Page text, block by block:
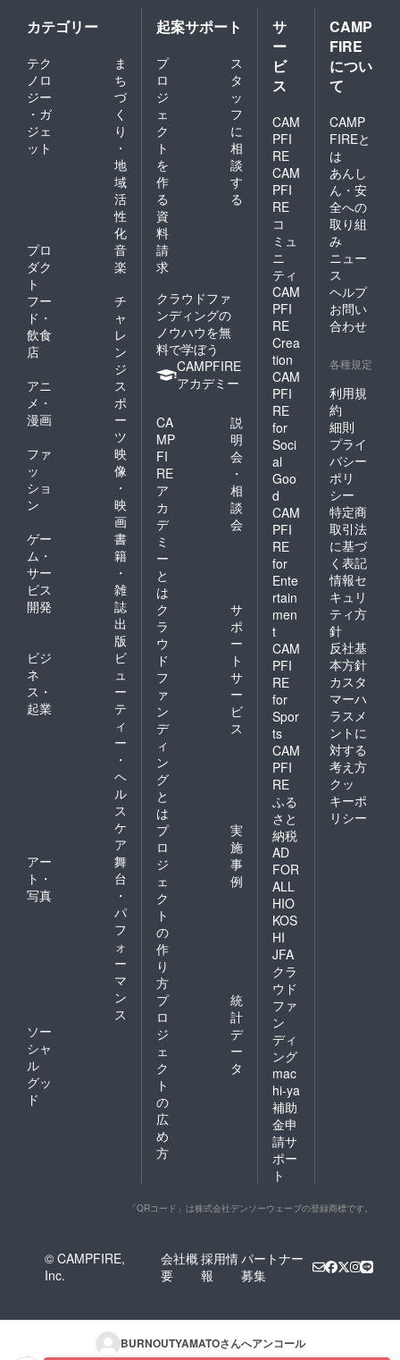
画に
て、メ
インス
ポン
サーと
して参
加いた
旨を掲
載させ
ていた
だきま
す。 ・
イベン
ト開催
中、ス
テージ
上にプ
ロジェ
クター
表示さ
れる画
像に、
記載し
※事前に
ロゴ
データ
や画像
データ
を提供
いただ
く必要
があり
ます。
カテゴリー
テク
ノロ
ジー
・ガ
ジェ
ット
ま
ち
づ
く
り
・
地
域
活
性
化
プロ
ダク
ト
音
楽
フー
ド・
飲食
店
チ
ャ
レ
ン
ジ
アニ
メ・
漫画
ス
ポ
ー
ツ
ファ
ッ
ショ
ン
映
像
・
映
画
ゲー
ム・
サー
ビス
開発
書
籍
・
雑
誌
出
版
ビジ
ネ
ス・
起業
ビ
ュ
ー
テ
ィ
ー
・
ヘ
ル
ス
ケ
ア
アー
ト・
写真
舞
台
・
パ
フ
ォ
ー
マ
ン
ス
ソー
シャ
ル
グッ
ド
起案サポート
プ
ロ
ジ
ェ
ク
ト
を
作
る
ス
タ
ッ
フ
に
相
談
す
る
資
料
請
求
クラウドファ
ンディングの
ノウハウを無
料で学ぼう
CAMPFIRE
アカデミー
CA
MP
FI
RE
ア
カ
デ
ミ
ー
と
は
説
明
会
・
相
談
会
ク
ラ
ウ
ド
フ
ァ
ン
デ
ィ
ン
グ
と
は
サ
ポ
ー
ト
サ
ー
ビ
ス
プ
ロ
ジ
ェ
ク
ト
の
作
り
方
実
施
事
例
プ
ロ
ジ
ェ
ク
ト
の
広
め
方
統
計
デ
ー
タ
サ
ー
ビ
ス
CAM
PFI
RE
CAM
PFI
RE
コ
ミュ
ニ
ティ
CAM
PFI
RE
Crea
tion
CAM
PFI
RE
for
Soci
al
Goo
d
CAM
PFI
RE
for
Ente
rtain
men
t
CAM
PFI
RE
for
Spor
ts
CAM
PFI
RE
ふる
さと
納税
AD
FOR
ALL
HIO
KOS
HI
JFA
クラ
ウド
ファ
ン
ディ
ング
mac
hi-ya
補助
金申
請サ
ポー
ト
CAMP
FIRE
につい
て
CAMP
FIREと
は
あんし
ん・安
全への
取り組
み
ニュー
ス
ヘルプ
お問い
合わせ
各種規定
利用規
約
細則
プライ
バシー
ポリ
シー
特定商
取引法
に基づ
く表記
情報セ
キュリ
ティ方
針
反社基
本方針
カスタ
マーハ
ラスメ
ントに
対する
考え方
クッ
キーポ
リシー
「QRコード」は株式会社デンソーウェーブの登録商標です。
© CAMPFIRE,
Inc.
会社概
要
採用情
報
パートナー
募集
BURNOUTYAMATOさんへアンコール